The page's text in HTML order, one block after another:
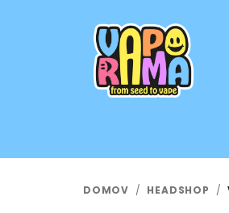
DOMOV / HEADSHOP /